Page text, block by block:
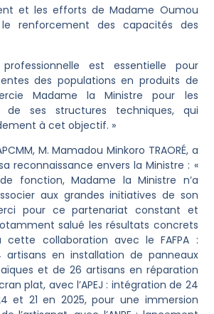
et les efforts de Madame Oumou
le renforcement des capacités des
est essentielle pour
des populations en produits de
Madame la Ministre pour les
de ses structures techniques, qui
à cet objectif. »
M. Mamadou Minkoro TRAORÉ, a
reconnaissance envers la Ministre : «
fonction, Madame la Ministre n’a
aux grandes initiatives de son
pour ce partenariat constant et
salué les résultats concrets
collaboration avec le FAFPA :
artisans en installation de panneaux
et de 26 artisans en réparation
plat, avec l’APEJ : intégration de 24
et 21 en 2025, pour une immersion